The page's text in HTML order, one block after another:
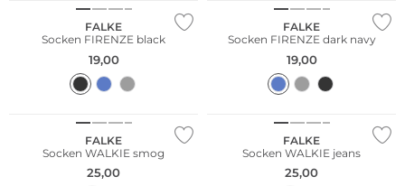
FALKE
Socken FIRENZE black
19,00
FALKE
Socken FIRENZE dark navy
19,00
Große Größen
FALKE
Socken WALKIE smog
25,00
Große Größen
FALKE
Socken WALKIE jeans
25,00